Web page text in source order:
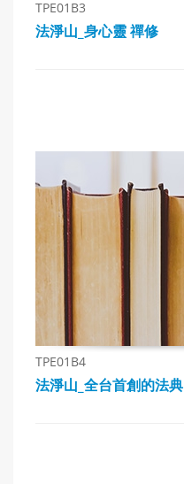
TPE01B3
法淨山_身心靈 禪修
TPE01B4
法淨山_全台首創的法典